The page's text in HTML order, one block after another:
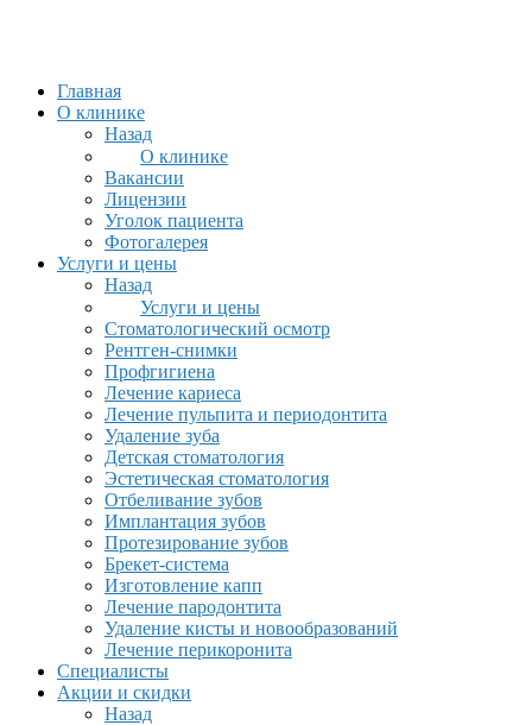
Главная
О клинике
Назад
О клинике
Вакансии
Лицензии
Уголок пациента
Фотогалерея
Услуги и цены
Назад
Услуги и цены
Стоматологический осмотр
Рентген-снимки
Профгигиена
Лечение кариеса
Лечение пульпита и периодонтита
Удаление зуба
Детская стоматология
Эстетическая стоматология
Отбеливание зубов
Имплантация зубов
Протезирование зубов
Брекет-система
Изготовление капп
Лечение пародонтита
Удаление кисты и новообразований
Лечение перикоронита
Специалисты
Акции и скидки
Назад